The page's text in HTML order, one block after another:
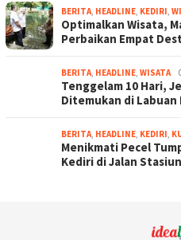
BERITA HEADLINE KEDIRI
Optimalkan Wisata,
Perbaikan Empat
BERITA HEADLINE WISATA
Tenggelam 10 Hari,
Ditemukan di Labuan
BERITA HEADLINE KEDIRI
Menikmati Pecel
Kediri di Jalan Stasiun